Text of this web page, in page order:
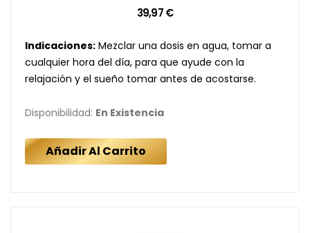
39,97 €
Indicaciones: Mezclar una dosis en agua, tomar a
cualquier hora del día, para que ayude con la
relajación y el sueño tomar antes de acostarse.
Disponibilidad: En Existencia
Añadir Al Carrito